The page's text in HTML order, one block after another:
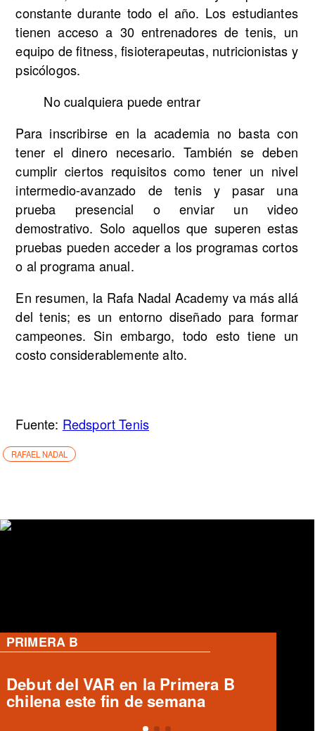
constante durante todo el año. Los estudiantes
tienen acceso a 30 entrenadores de tenis, un
equipo de fitness, fisioterapeutas, nutricionistas y
psicólogos.
No cualquiera puede entrar
Para inscribirse en la academia no basta con
tener el dinero necesario. También se deben
cumplir ciertos requisitos como tener un nivel
intermedio-avanzado de tenis y pasar una
prueba presencial o enviar un video
demostrativo. Solo aquellos que superen estas
pruebas pueden acceder a los programas cortos
o al programa anual.
En resumen, la Rafa Nadal Academy va más allá
del tenis; es un entorno diseñado para formar
campeones. Sin embargo, todo esto tiene un
costo considerablemente alto.
Fuente: Redsport Tenis
RAFAEL NADAL
PRIMERA B
Ronald Fuentes habla sobre caso
Enzo Riquelme y Ángelo Araos